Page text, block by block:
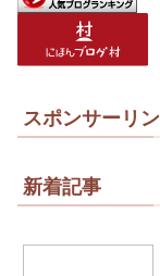
スポンサーリ
新着記事